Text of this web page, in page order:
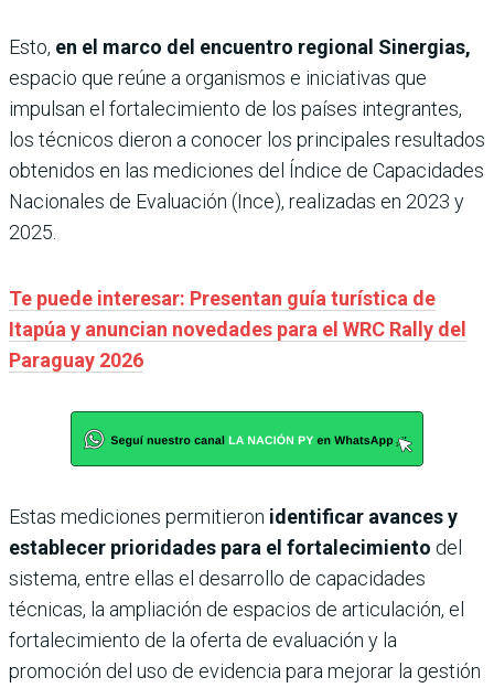
Esto, en el marco del encuentro regional Sinergias,
espacio que reúne a organismos e iniciativas que
impulsan el fortalecimiento de los países integrantes,
los técnicos dieron a conocer los principales resultados
obtenidos en las mediciones del Índice de Capacidades
Nacionales de Evaluación (Ince), realizadas en 2023 y
2025.
Te puede interesar: Presentan guía turística de
Itapúa y anuncian novedades para el WRC Rally del
Paraguay 2026
Estas mediciones permitieron identificar avances y
establecer prioridades para el fortalecimiento del
sistema, entre ellas el desarrollo de capacidades
técnicas, la ampliación de espacios de articulación, el
fortalecimiento de la oferta de evaluación y la
promoción del uso de evidencia para mejorar la gestión